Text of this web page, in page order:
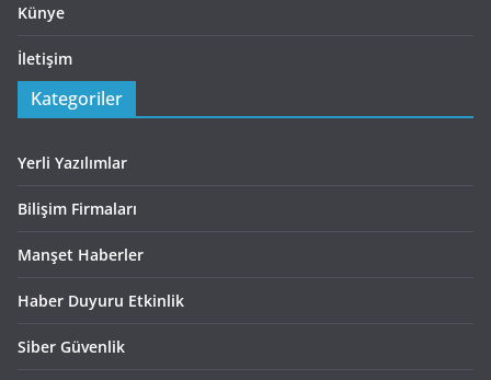
Künye
İletişim
Kategoriler
Yerli Yazılımlar
Bilişim Firmaları
Manşet Haberler
Haber Duyuru Etkinlik
Siber Güvenlik